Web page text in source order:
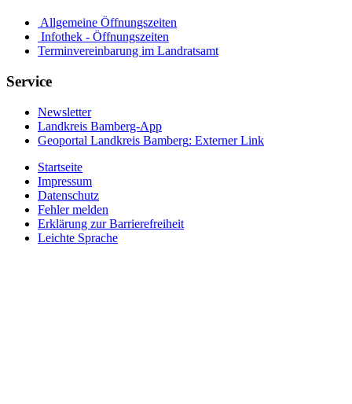
Allgemeine Öffnungszeiten
Infothek - Öffnungszeiten
Terminvereinbarung im Landratsamt
Service
Newsletter
Landkreis Bamberg-App
Geoportal Landkreis Bamberg: Externer Link
Startseite
Impressum
Datenschutz
Fehler melden
Erklärung zur Barrierefreiheit
Leichte Sprache